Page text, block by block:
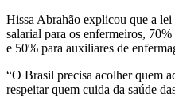
Hissa Abrahão explicou que a
salarial para os enfermeiros,
e 50% para auxiliares de
“O Brasil precisa acolher quem
respeitar quem cuida da saúde